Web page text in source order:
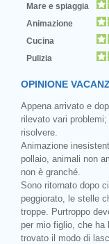
Mare e spiaggia
Animazione
Cucina
Pulizia
OPINIONE
Appena arrivato e
rilevato vari
risolvere.
Animazione
pollaio, animali non
non è granché.
Sono ritornato dopo
peggiorato, le stelle
troppe. Purtroppo
per mio figlio, che ha
trovato il modo di